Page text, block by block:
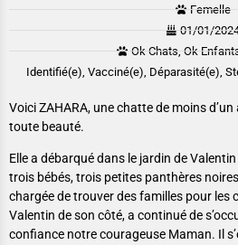
Femelle
01/01/
Ok Chats, Ok
Identifié(e), Vacciné(e), Déparasité(e),
Voici ZAHARA, une chatte de moins
toute beauté.
Elle a débarqué dans le jardin de
trois bébés, trois petites panthères
chargée de trouver des familles pour les
Valentin de son côté, a continué de
confiance notre courageuse Maman. Il